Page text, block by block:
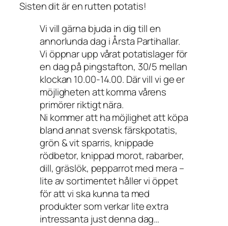
Sisten dit är en rutten potatis!
Vi vill gärna bjuda in dig till en
annorlunda dag i Årsta Partihallar.
Vi öppnar upp vårat potatislager för
en dag på pingstafton, 30/5 mellan
klockan 10.00-14.00. Där vill vi ge er
möjligheten att komma vårens
primörer riktigt nära.
Ni kommer att ha möjlighet att köpa
bland annat svensk färskpotatis,
grön & vit sparris, knippade
rödbetor, knippad morot, rabarber,
dill, gräslök, pepparrot med mera –
lite av sortimentet håller vi öppet
för att vi ska kunna ta med
produkter som verkar lite extra
intressanta just denna dag…